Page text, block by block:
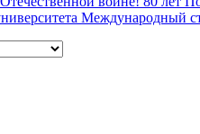
Международный